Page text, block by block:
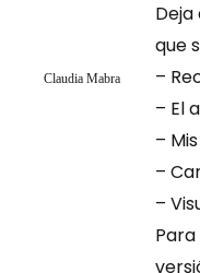
Claudia Mabra
que
–
– El
–
–
–